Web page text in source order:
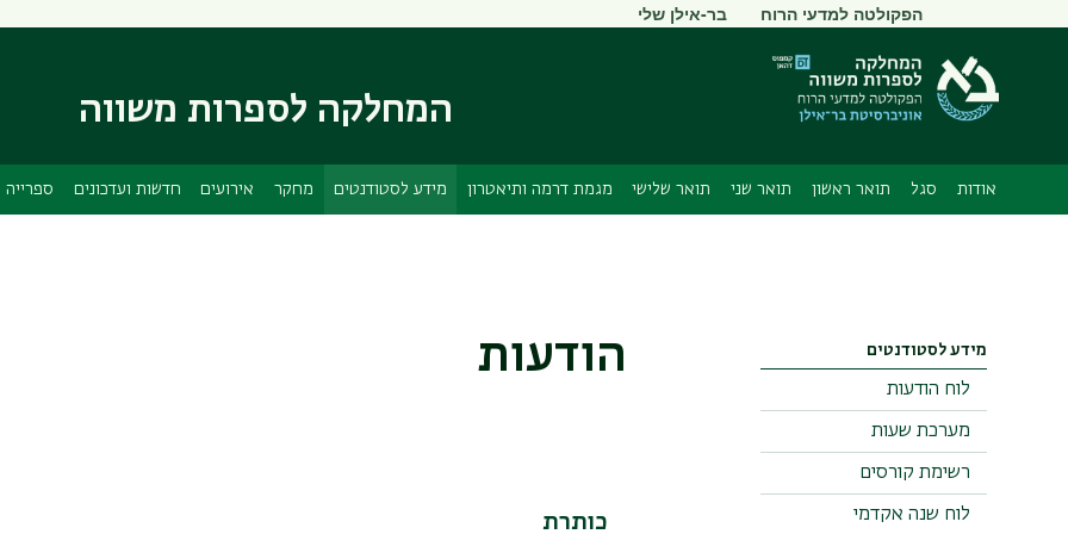
ראשי
תפריט
משני
הפקולטה למדעי הרוח בר-אילן שלי
המחלקה לספרות משווה
אודות סגל תואר ראשון תואר שני תואר שלישי מגמת דרמה ותיאטרון מידע לסטודנטים מחקר אירועים חדשות ועדכונים ספרייה
מידע לסטודנטים
לוח הודעות
מערכת שעות
רשימת קורסים
לוח שנה אקדמי
הודעות
כותרת